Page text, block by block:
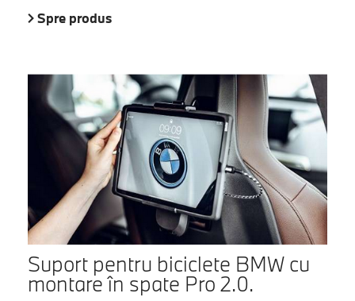
Spre produs
Suport pentru biciclete BMW cu
montare în spate Pro 2.0.